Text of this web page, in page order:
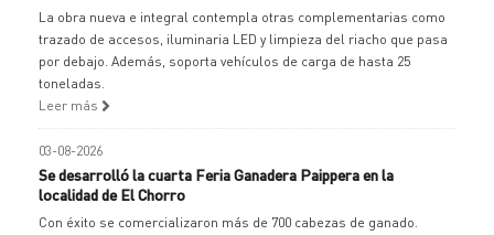
La obra nueva e integral contempla otras complementarias como
trazado de accesos, iluminaria LED y limpieza del riacho que pasa
por debajo. Además, soporta vehículos de carga de hasta 25
toneladas.
Leer más
03-08-2026
Se desarrolló la cuarta Feria Ganadera Paippera en la
localidad de El Chorro
Con éxito se comercializaron más de 700 cabezas de ganado.